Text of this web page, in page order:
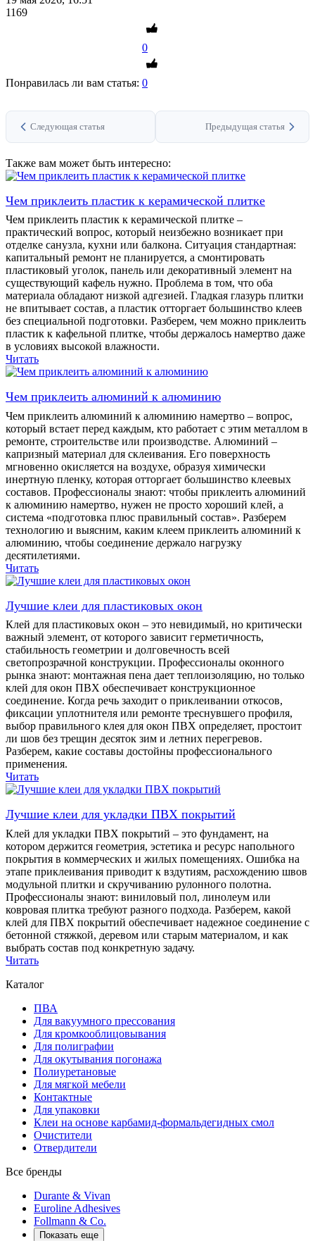
1169
Понравилась ли вам статья:
0
0
Следующая статья Предыдущая статья
Также вам может быть интересно:
Чем приклеить пластик к керамической плитке
Чем приклеить пластик к керамической плитке –
практический вопрос, который неизбежно возникает при
отделке санузла, кухни или балкона. Ситуация стандартная:
капитальный ремонт не планируется, а смонтировать
пластиковый уголок, панель или декоративный элемент на
существующий кафель нужно. Проблема в том, что оба
материала обладают низкой адгезией. Гладкая глазурь плитки
не впитывает состав, а пластик отторгает большинство клеев
без специальной подготовки. Разберем, чем можно приклеить
пластик к кафельной плитке, чтобы держалось намертво даже
в условиях высокой влажности.
Читать
Чем приклеить алюминий к алюминию
Чем приклеить алюминий к алюминию намертво – вопрос,
который встает перед каждым, кто работает с этим металлом в
ремонте, строительстве или производстве. Алюминий –
капризный материал для склеивания. Его поверхность
мгновенно окисляется на воздухе, образуя химически
инертную пленку, которая отторгает большинство клеевых
составов. Профессионалы знают: чтобы приклеить алюминий
к алюминию намертво, нужен не просто хороший клей, а
система «подготовка плюс правильный состав». Разберем
технологию и выясним, каким клеем приклеить алюминий к
алюминию, чтобы соединение держало нагрузку
десятилетиями.
Читать
Лучшие клеи для пластиковых окон
Клей для пластиковых окон – это невидимый, но критически
важный элемент, от которого зависит герметичность,
стабильность геометрии и долговечность всей
светопрозрачной конструкции. Профессионалы оконного
рынка знают: монтажная пена дает теплоизоляцию, но только
клей для окон ПВХ обеспечивает конструкционное
соединение. Когда речь заходит о приклеивании откосов,
фиксации уплотнителя или ремонте треснувшего профиля,
выбор правильного клея для окон ПВХ определяет, простоит
ли шов без трещин десяток зим и летних перегревов.
Разберем, какие составы достойны профессионального
применения.
Читать
Лучшие клеи для укладки ПВХ покрытий
Клей для укладки ПВХ покрытий – это фундамент, на
котором держится геометрия, эстетика и ресурс напольного
покрытия в коммерческих и жилых помещениях. Ошибка на
этапе приклеивания приводит к вздутиям, расхождению швов
модульной плитки и скручиванию рулонного полотна.
Профессионалы знают: виниловый пол, линолеум или
ковровая плитка требуют разного подхода. Разберем, какой
клей для ПВХ покрытий обеспечивает надежное соединение с
бетонной стяжкой, деревом или старым материалом, и как
выбрать состав под конкретную задачу.
Читать
Каталог
ПВА
Для вакуумного прессования
Для кромкооблицовывания
Для полиграфии
Для окутывания погонажа
Полиуретановые
Для мягкой мебели
Контактные
Для упаковки
Клеи на основе карбамид-формальдегидных смол
Очистители
Отвердители
Все бренды
Durante & Vivan
Euroline Adhesives
Follmann & Co.
Показать еще